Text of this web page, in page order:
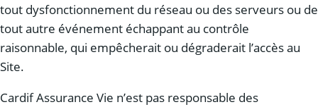
tout dysfonctionnement du réseau ou des serveurs ou de
tout autre événement échappant au contrôle
raisonnable, qui empêcherait ou dégraderait l’accès au
Site.
Cardif Assurance Vie n’est pas responsable des